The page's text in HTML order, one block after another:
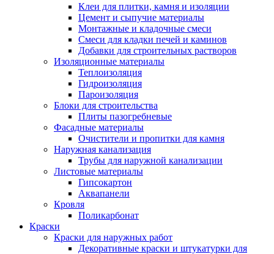
Клеи для плитки, камня и изоляции
Цемент и сыпучие материалы
Монтажные и кладочные смеси
Смеси для кладки печей и каминов
Добавки для строительных растворов
Изоляционные материалы
Теплоизоляция
Гидроизоляция
Пароизоляция
Блоки для строительства
Плиты пазогребневые
Фасадные материалы
Очистители и пропитки для камня
Наружная канализация
Трубы для наружной канализации
Листовые материалы
Гипсокартон
Аквапанели
Кровля
Поликарбонат
Краски
Краски для наружных работ
Декоративные краски и штукатурки для